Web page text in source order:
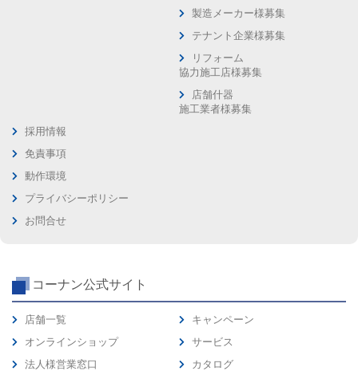
製造メーカー様募集
テナント企業様募集
リフォーム
協力施工店様募集
店舗什器
施工業者様募集
採用情報
免責事項
動作環境
プライバシーポリシー
お問合せ
コーナン公式サイト
店舗一覧
オンラインショップ
法人様営業窓口
キャンペーン
サービス
カタログ